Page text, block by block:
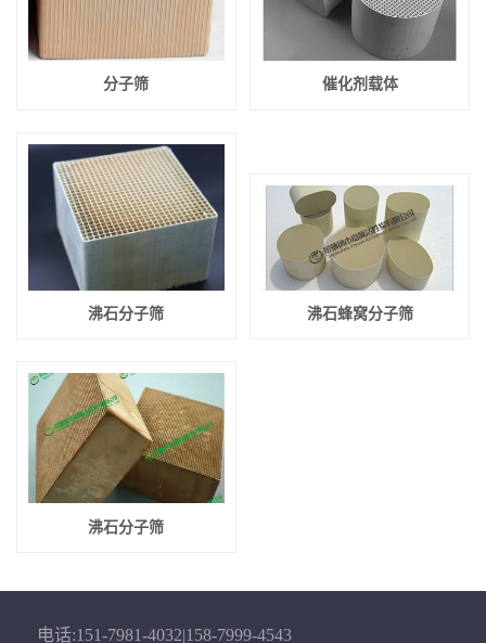
分子筛 催化剂载体
沸石分子筛 沸石蜂窝分子筛
沸石分子筛
电话:151-7981-4032|158-7999-4543